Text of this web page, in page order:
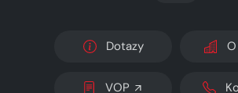
Dotazy
VOP